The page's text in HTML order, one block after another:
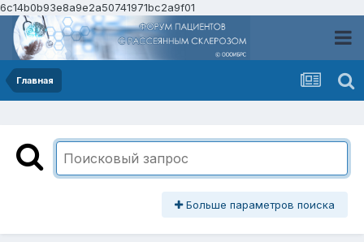
6c14b0b93e8a9e2a50741971bc2a9f01
Главная
Больше параметров поиска